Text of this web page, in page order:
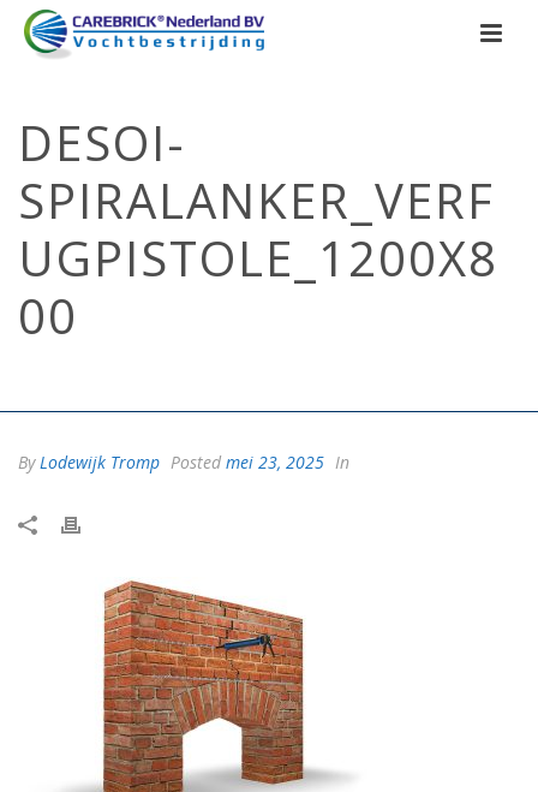
DESOI-
SPIRALANKER_VERF
UGPISTOLE_1200X8
00
ByLodewijk Tromp Posted mei 23, 2025 In